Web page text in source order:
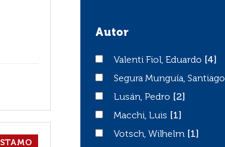
Autor
Valenti Fiol, Eduardo
Valenti Fiol, Eduardo
[4]
Segura Munguía, Santiago
Segura Munguía, Santiago
Lusán, Pedro
Lusán, Pedro
[2]
Macchi, Luis
Macchi, Luis
[1]
Votsch, Wilhelm
Votsch, Wilhelm
[1]